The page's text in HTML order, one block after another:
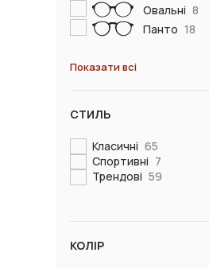
Овальні 8
Панто 18
Показати всі
СТИЛЬ
Класичні 65
Спортивні 7
Трендові 59
КОЛІР